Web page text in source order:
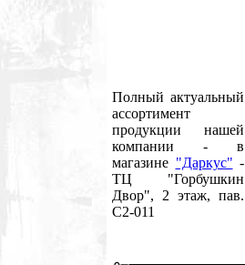
Полный актуальный
ассортимент
продукции нашей
компании - в
магазине "Даркус" -
ТЦ "Горбушкин
Двор", 2 этаж, пав.
C2-011